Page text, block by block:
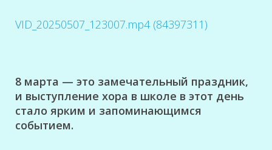
VID_20250507_123007.mp4 (84397311)
8 марта — это замечательный праздник,
и выступление хора в школе в этот день
стало ярким и запоминающимся
событием.